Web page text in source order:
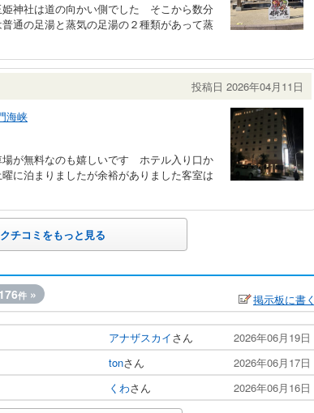
神社は道の向かい側でした そこから数分
通の足湯と蒸気の足湯の２種類があって蒸
投稿日 2026年04月11日
海峡
が無料なのも嬉しいです ホテル入り口か
に泊まりましたが余裕がありました客室は
クチコミをもっと見る
件 » 掲示板に書く
アナザスカイさん
2026年06月19日
tonさん
2026年06月17日
くわさん 2026年06月16日